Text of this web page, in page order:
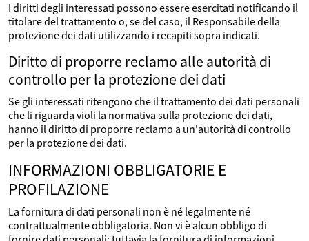
I diritti degli interessati possono essere esercitati notificando il
titolare del trattamento o, se del caso, il Responsabile della
protezione dei dati utilizzando i recapiti sopra indicati.
Diritto di proporre reclamo alle autorità di
controllo per la protezione dei dati
Se gli interessati ritengono che il trattamento dei dati personali
che li riguarda violi la normativa sulla protezione dei dati,
hanno il diritto di proporre reclamo a un'autorità di controllo
per la protezione dei dati.
INFORMAZIONI OBBLIGATORIE E
PROFILAZIONE
La fornitura di dati personali non è né legalmente né
contrattualmente obbligatoria. Non vi è alcun obbligo di